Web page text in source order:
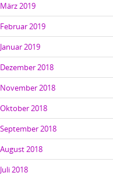
März 2019
Februar 2019
Januar 2019
Dezember 2018
November 2018
Oktober 2018
September 2018
August 2018
Juli 2018